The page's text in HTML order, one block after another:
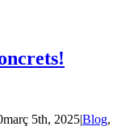
març 5th, 2025Blog,